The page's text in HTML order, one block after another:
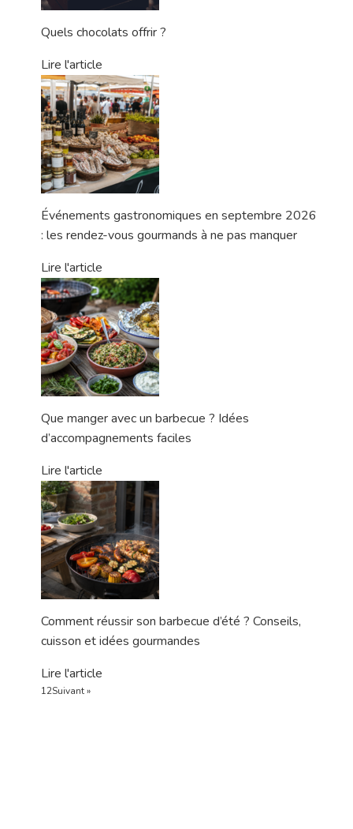
Quels chocolats offrir ?
Lire l'article
Événements gastronomiques en septembre 2026
: les rendez-vous gourmands à ne pas manquer
Lire l'article
Que manger avec un barbecue ? Idées
d’accompagnements faciles
Lire l'article
Comment réussir son barbecue d’été ? Conseils,
cuisson et idées gourmandes
Lire l'article
12Suivant »